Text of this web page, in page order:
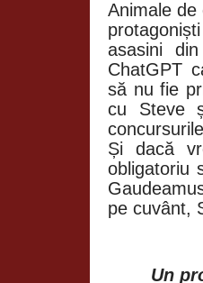
Animale
asasini
ChatGPT
să nu fie
cu Steve
Și dacă
obligatoriu
pe cuvânt,
Un